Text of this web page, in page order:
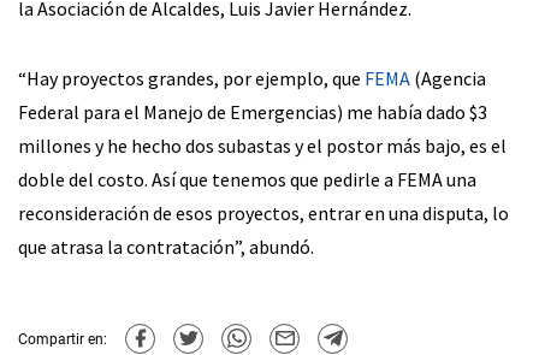
la Asociación de Alcaldes, Luis Javier Hernández.
“Hay proyectos grandes, por ejemplo, que FEMA (Agencia
Federal para el Manejo de Emergencias) me había dado $3
millones y he hecho dos subastas y el postor más bajo, es el
doble del costo. Así que tenemos que pedirle a FEMA una
reconsideración de esos proyectos, entrar en una disputa, lo
que atrasa la contratación”, abundó.
Compartir en: